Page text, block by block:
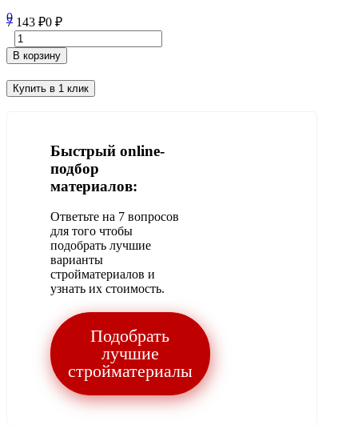
0
7 143 ₽0 ₽
В корзину
Купить в 1 клик
Быстрый online-
подбор
материалов:
Ответьте на 7 вопросов
для того чтобы
подобрать лучшие
варианты
стройматериалов и
узнать их стоимость.
Подобрать
лучшие
стройматериалы